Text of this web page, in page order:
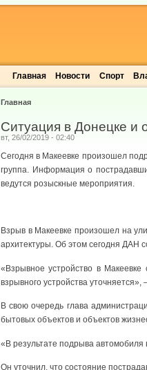
Главная Новости Спорт
Главная
Ситуация в Донецке и
вт, 26/02/2019 - 02:40
Сегодня в Макеевке произошел
группа. Информация о
ведутся розыскные мероприятия.
Взрыв в Макеевке произошел на
архитектуры. Об этом сегодня ДАН
«Взрывное устройство в
взрывного устройства
В свою очередь глава
бытовых объектов и объектов
«В результате подрыва
Он уточнил, что состояние